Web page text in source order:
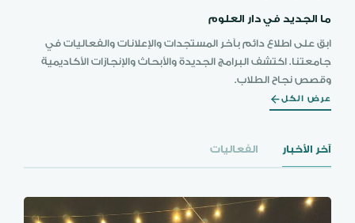
ما الجديد في دار العلوم
ابق على اطلاع دائم بآخر المستجدات والإعلانات والفعاليات في
جامعتنا. اكتشف البرامج الجديدة والأبحاث والإنجازات الأكاديمية
وقصص نجاح الطلاب.
عرض الكل
آخر الأخبار الفعاليات